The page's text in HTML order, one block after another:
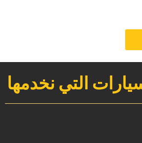
التي نخدمها